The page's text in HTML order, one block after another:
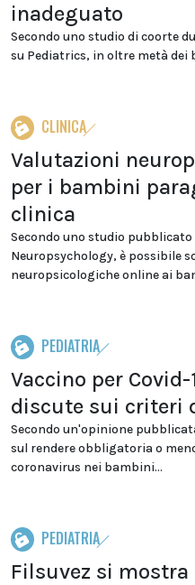
inadeguato
Secondo uno studio di coorte
su Pediatrics, in oltre metà dei
CLINICA
Valutazioni
per i bambini
clinica
Secondo uno studio pubblicato
Neuropsychology, è possibile
neuropsicologiche online ai
PEDIATRIA
Vaccino per
discute sui criteri
Secondo un'opinione
sul rendere obbligatoria o
coronavirus nei bambini...
PEDIATRIA
Filsuvez si